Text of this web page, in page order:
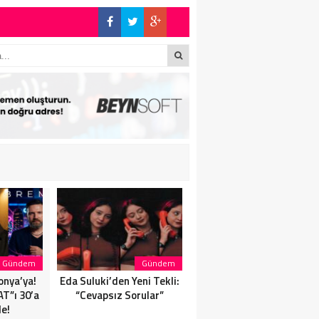
Gündem
30’a
Gündem
Eda Suluki’den Yeni Tekli:
“Cevapsız Sorular”